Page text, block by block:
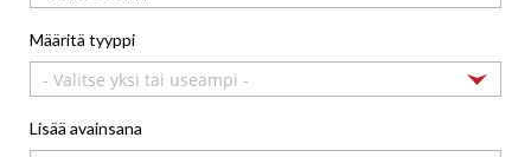
Määritä tyyppi
- Valitse yksi tai useampi -
Lisää avainsana